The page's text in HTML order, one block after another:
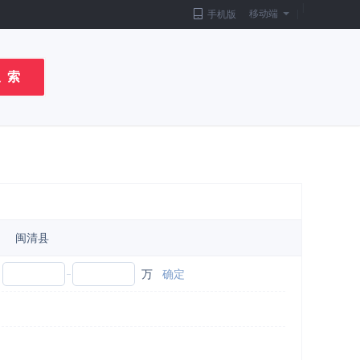
手机版 移动端
索
闽清县
万 确定